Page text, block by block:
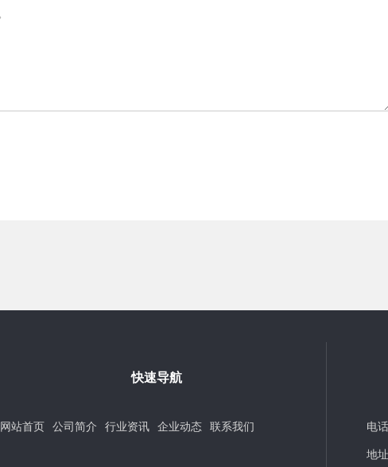
快速导航
网站首页 公司简介 行业资讯 企业动态 联系我们
电
地